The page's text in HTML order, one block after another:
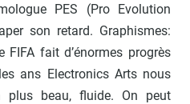
PES (Pro Evolution
son retard. Graphismes:
fait d’énormes progrès
ans Electronics Arts nous
beau, fluide. On peut